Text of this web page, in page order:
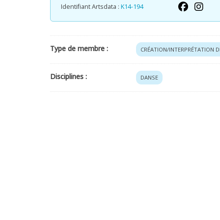
Identifiant Artsdata : K14-194
Type de membre : CRÉATION/INTERPRÉTATION
Disciplines : DANSE